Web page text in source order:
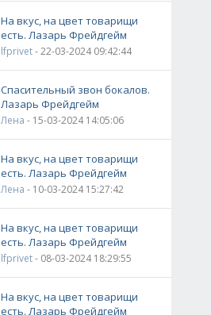
На вкус, на цвет товарищи
есть. Лазарь Фрейдгейм
lfprivet- 22-03-2024 09:42:44
Спасительный звон бокалов.
Лазарь Фрейдгейм
Лена - 15-03-2024 14:05:06
На вкус, на цвет товарищи
есть. Лазарь Фрейдгейм
Лена - 10-03-2024 15:27:42
На вкус, на цвет товарищи
есть. Лазарь Фрейдгейм
lfprivet- 08-03-2024 18:29:55
На вкус, на цвет товарищи
есть. Лазарь Фрейдгейм